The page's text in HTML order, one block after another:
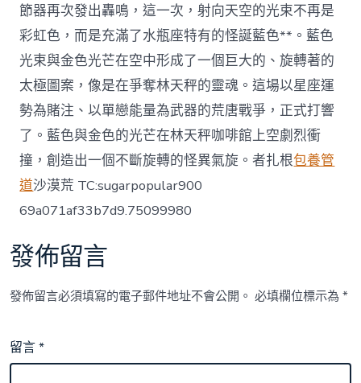
節器再次發出轟鳴，這一次，射向天空的光束不再是
彩虹色，而是充滿了水瓶座特有的怪誕藍色**。藍色
光束與金色光芒在空中形成了一個巨大的、旋轉著的
太極圖案，像是在爭奪林天秤的靈魂。這場以星座運
勢為賭注、以單戀能量為武器的荒唐戰爭，正式打響
了。藍色與金色的光芒在林天秤咖啡館上空劇烈衝
撞，創造出一個不斷旋轉的怪異氣旋。者扎根包養管
道沙漠荒 TC:sugarpopular900
69a071af33b7d9.75099980
發佈留言
發佈留言必須填寫的電子郵件地址不會公開。 必填欄位標示為*
留言*